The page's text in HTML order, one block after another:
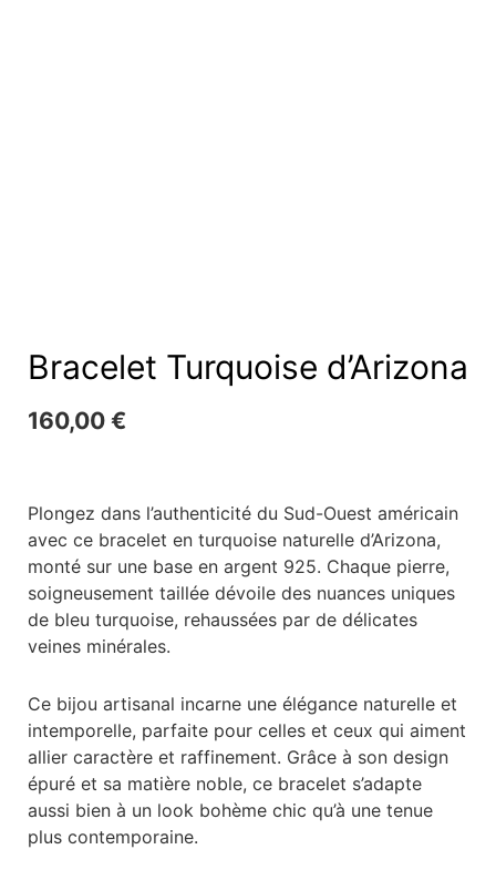
Bracelet Turquoise d’Arizona
160,00 €
Plongez dans l’authenticité du Sud-Ouest américain
avec ce bracelet en turquoise naturelle d’Arizona,
monté sur une base en argent 925. Chaque pierre,
soigneusement taillée dévoile des nuances uniques
de bleu turquoise, rehaussées par de délicates
veines minérales.
Ce bijou artisanal incarne une élégance naturelle et
intemporelle, parfaite pour celles et ceux qui aiment
allier caractère et raffinement. Grâce à son design
épuré et sa matière noble, ce bracelet s’adapte
aussi bien à un look bohème chic qu’à une tenue
plus contemporaine.